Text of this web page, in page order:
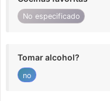
No especificado
Tomar alcohol?
no